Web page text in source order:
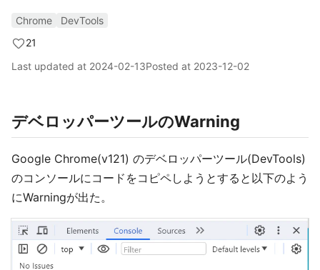
Chrome
DevTools
21
Last updated at 2024-02-13Posted at 2023-12-02
デベロッパーツールのWarning
Google Chrome(v121) のデベロッパーツール(DevTools)
のコンソールにコードをコピペしようとすると以下のよう
にWarningが出た。